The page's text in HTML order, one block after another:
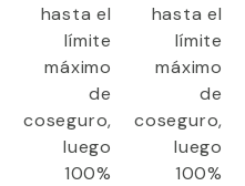
hasta el
límite
máximo
de
coseguro,
luego
100%
hasta el
límite
máximo
de
coseguro,
luego
100%